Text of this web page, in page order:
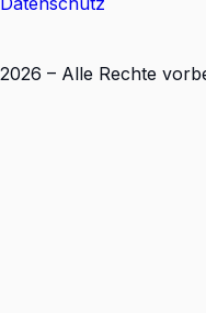
2026 – Alle Rechte